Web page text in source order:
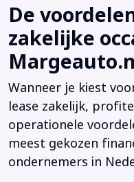
De
zakelijke
Wanneer je kiest
lease zakelijk,
operationele
meest gekozen
ondernemers in